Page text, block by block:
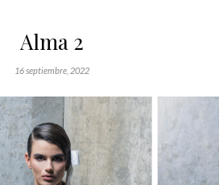
Alma 2
16 septiembre, 2022